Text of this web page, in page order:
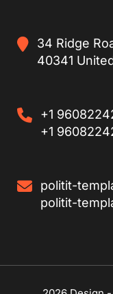
34 Ridge
40341
+1
+1
politit-
politit-